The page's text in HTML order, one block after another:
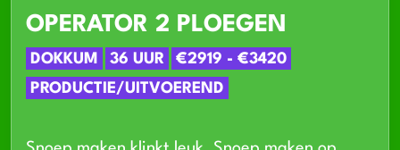
OPERATOR 2 PLOEGEN
DOKKUM 36 UUR
€2919 - €3420
PRODUCTIE/UITVOEREND